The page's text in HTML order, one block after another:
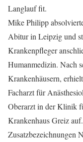
Langlauf fit.
Mike Philipp
Abitur in Leipzig und
Krankenpfleger
Humanmedizin. Nach
Krankenhäusern,
Facharzt für
Oberarzt in der Klinik
Krankenhaus Greiz
Zusatzbezeichnungen